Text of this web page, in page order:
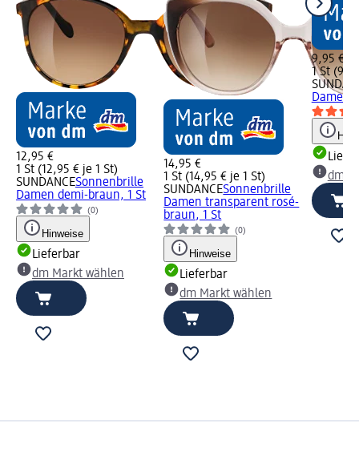
12,95 €
1 St (12,95 € je 1 St)
SUNDANCESonnenbrille
Damen demi-braun, 1 St
(0)
Hinweise
Lieferbar
dm Markt wählen
14,95 €
1 St (14,95 € je 1 St)
SUNDANCESonnenbrille
Damen transparent rosé-
braun, 1 St
(0)
Hinweise
Lieferbar
dm Markt wählen
9,95 €
1 St
Damen
dm